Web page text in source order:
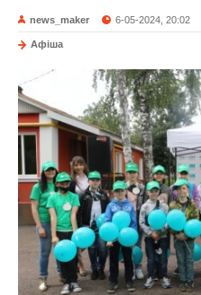
news_maker 6-05-2024, 20:02
Афіша